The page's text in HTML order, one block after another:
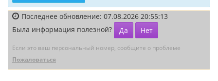
Последнее обновление: 07.08.2026 20:55:13
Была информация полезной?
Да Нет
Если это ваш персональный номер, сообщите о проблеме
Пожаловаться